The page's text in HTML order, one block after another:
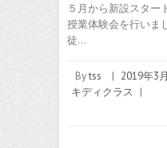
５月から新設スター
授業体験会を行いま
徒…
Bytss | 2019年3
キディクラス |